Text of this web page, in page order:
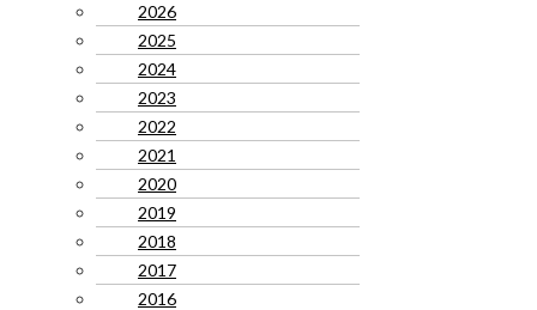
2026
2025
2024
2023
2022
2021
2020
2019
2018
2017
2016